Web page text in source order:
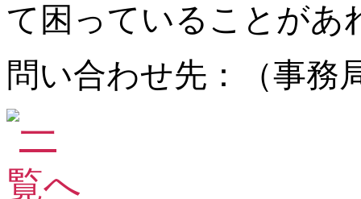
て困っていることがあ
問い合わせ先：（事